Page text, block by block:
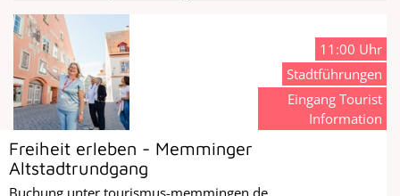
Freiheit erleben - Memminger
Altstadtrundgang
Buchung unter tourismus-memmingen.de
11:00 Uhr
Stadtführungen
Eingang Tourist
Information